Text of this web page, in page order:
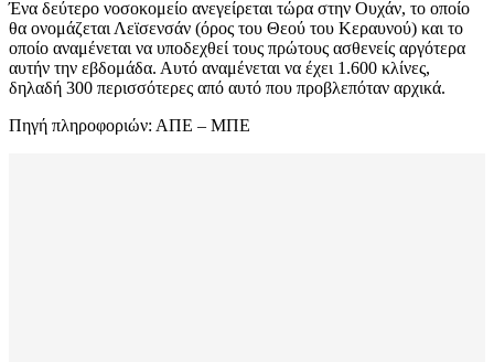
Ένα δεύτερο νοσοκομείο ανεγείρεται τώρα στην Ουχάν, το οποίο
θα ονομάζεται Λεϊσενσάν (όρος του Θεού του Κεραυνού) και το
οποίο αναμένεται να υποδεχθεί τους πρώτους ασθενείς αργότερα
αυτήν την εβδομάδα. Αυτό αναμένεται να έχει 1.600 κλίνες,
δηλαδή 300 περισσότερες από αυτό που προβλεπόταν αρχικά.
Πηγή πληροφοριών: ΑΠΕ – ΜΠΕ